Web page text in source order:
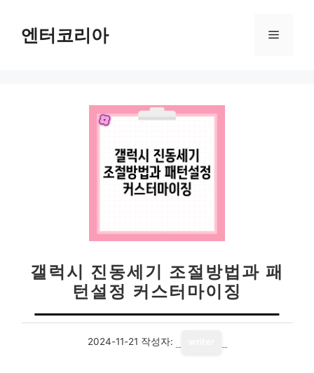
엔터코리아 메
갤럭시 진동세기 조절방법과 패
턴설정 커스터마이징
2024-11-21 작성자: